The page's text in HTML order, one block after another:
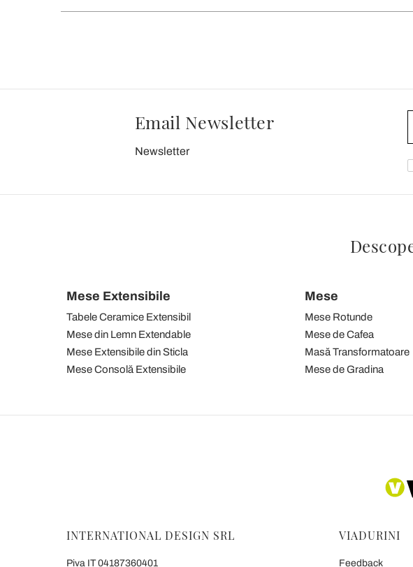
Email Newsletter
Newsletter
Mese Extensibile
Tabele Ceramice Extensibil
Mese din Lemn Extendable
Mese Extensibile din Sticla
Mese Consolă Extensibile
Mese
Mese Rotunde
Mese de Cafea
Masă Transformatoare
Mese de Gradina
INTERNATIONAL DESIGN SRL
Piva IT 04187360401
VIADURINI
Feedback